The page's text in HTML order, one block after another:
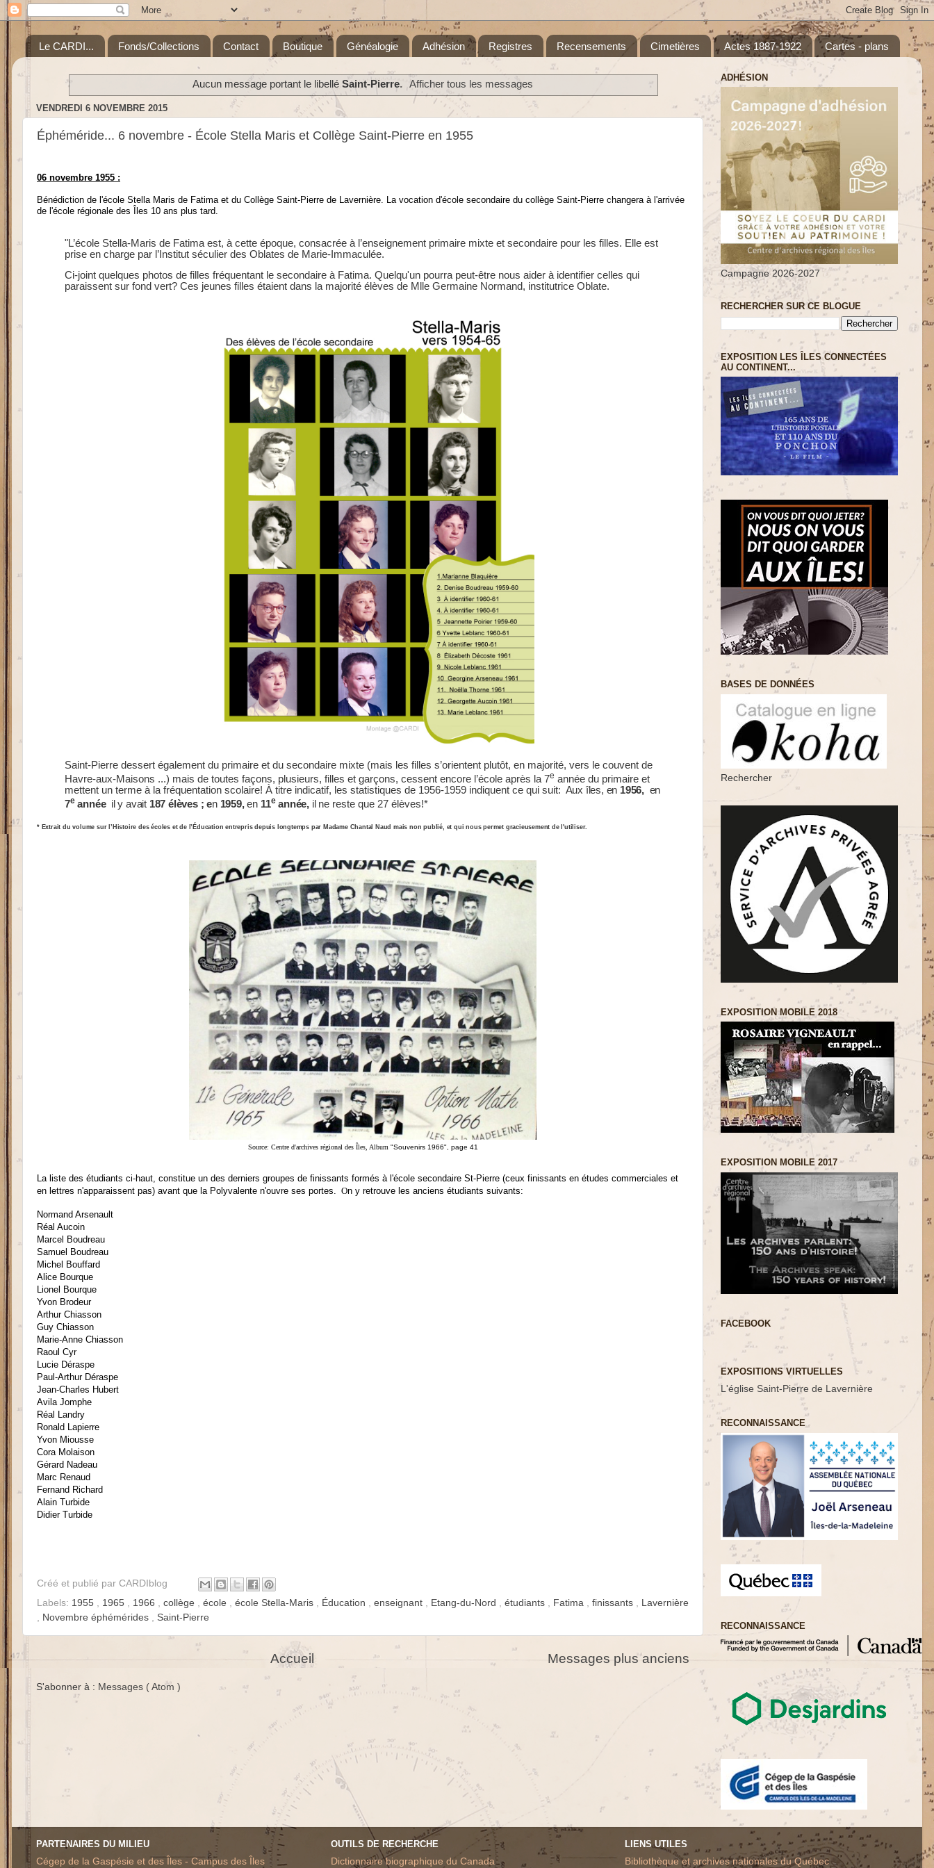
Le CARDI... Fonds/Collections Contact Boutique Généalogie Adhésion Registres Recensements Cimetières Actes 1887-1922 Cartes - plans
Aucun message portant le libelléSaint-Pierre. Afficher tous les messages
VENDREDI 6 NOVEMBRE 2015
Éphéméride... 6 novembre - École Stella Maris et Collège Saint-Pierre en 1955
06 novembre 1955 :
Bénédiction de l'école Stella Maris de Fatima et du Collège Saint-Pierre de Lavernière. La vocation d'école secondaire du collège Saint-Pierre changera à l'arrivée
de l'école régionale des Îles 10 ans plus tard.
"L’école Stella-Maris de Fatima est, à cette époque, consacrée à l’enseignement primaire mixte et secondaire pour les filles. Elle est
prise en charge par l’Institut séculier des Oblates de Marie-Immaculée.
Ci-joint quelques photos de filles fréquentant le secondaire à Fatima. Quelqu'un pourra peut-être nous aider à identifier celles qui
paraissent sur fond vert? Ces jeunes filles étaient dans la majorité élèves de Mlle Germaine Normand, institutrice Oblate.
Saint-Pierre dessert également du primaire et du secondaire mixte (mais les filles s’orientent plutôt, en majorité, vers le couvent de
Havre-aux-Maisons ...) mais de toutes façons, plusieurs, filles et garçons, cessent encore l’école après la 7e année du primaire et
mettent un terme à la fréquentation scolaire! À titre indicatif, les statistiques de 1956-1959 indiquent ce qui suit: Aux îles, en 1956, en
7eannée il y avait 187 élèves ; en 1959, en 11eannée, il ne reste que 27 élèves!*
* Extrait du volume sur l’Histoire des écoles et de l’Éducation entrepris depuis longtemps par Madame Chantal Naud mais non publié, et qui nous permet gracieusement de l'utiliser.
Source: Centre d'archives régional des Îles, Album "Souvenirs 1966", page 41
La liste des étudiants ci-haut, constitue un des derniers groupes de finissants formés à l'école secondaire St-Pierre (ceux finissants en études commerciales et
en lettres n'apparaissent pas) avant que la Polyvalente n'ouvre ses portes. On y retrouve les anciens étudiants suivants:
Normand Arsenault
Réal Aucoin
Marcel Boudreau
Samuel Boudreau
Michel Bouffard
Alice Bourque
Lionel Bourque
Yvon Brodeur
Arthur Chiasson
Guy Chiasson
Marie-Anne Chiasson
Raoul Cyr
Lucie Déraspe
Paul-Arthur Déraspe
Jean-Charles Hubert
Avila Jomphe
Réal Landry
Ronald Lapierre
Yvon Miousse
Cora Molaison
Gérard Nadeau
Marc Renaud
Fernand Richard
Alain Turbide
Didier Turbide
Créé et publié par CARDIblog
Labels: 1955 1965 1966 collège école école Stella-Maris Éducation enseignant Etang-du-Nord étudiants Fatima finissants
Lavernière
Novembre éphémérides Saint-Pierre
Messages plus anciens
Accueil
S'abonner à : Messages ( Atom )
ADHÉSION
Campagne 2026-2027
RECHERCHER SUR CE BLOGUE
EXPOSITION LES ÎLES CONNECTÉES
AU CONTINENT...
BASES DE DONNÉES
Rechercher
EXPOSITION MOBILE 2018
EXPOSITION MOBILE 2017
FACEBOOK
EXPOSITIONS VIRTUELLES
L'église Saint-Pierre de Lavernière
RECONNAISSANCE
RECONNAISSANCE
PARTENAIRES DU MILIEU
Cégep de la Gaspésie et des Îles - Campus des Îles
OUTILS DE RECHERCHE
Dictionnaire biographique du Canada
LIENS UTILES
Bibliothèque et archives nationales du Québec